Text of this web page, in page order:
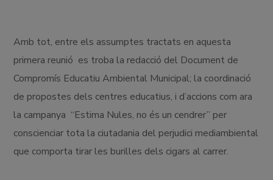
Amb tot, entre els assumptes tractats en aquesta
primera reunió es troba la redacció del Document de
Compromís Educatiu Ambiental Municipal; la coordinació
de propostes dels centres educatius, i d’accions com ara
la campanya “Estima Nules, no és un cendrer” per
conscienciar tota la ciutadania del perjudici mediambiental
que comporta tirar les burilles dels cigars al carrer.